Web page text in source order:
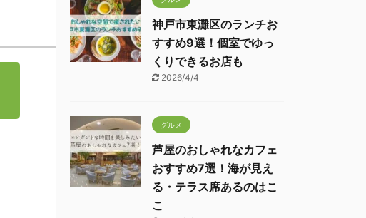
神戸市東灘区のランチお
すすめ9選！個室でゆっ
くりできるお店も
2026/4/4
グルメ
芦屋のおしゃれなカフェ
おすすめ7選！海が見え
る・テラス席あるのはこ
こ